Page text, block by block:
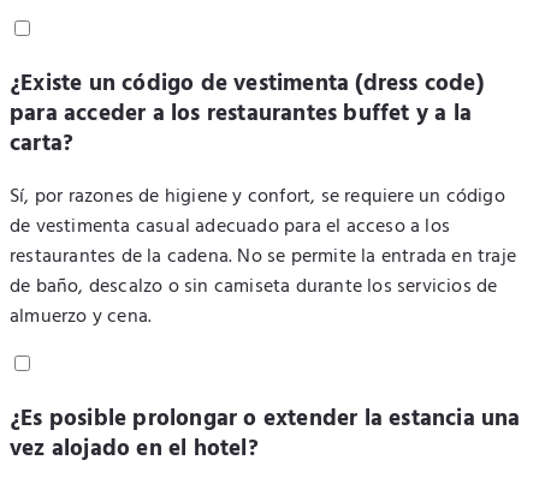
¿Existe un código de vestimenta (dress code)
para acceder a los restaurantes buffet y a la
carta?
Sí, por razones de higiene y confort, se requiere un código
de vestimenta casual adecuado para el acceso a los
restaurantes de la cadena. No se permite la entrada en traje
de baño, descalzo o sin camiseta durante los servicios de
almuerzo y cena.
¿Es posible prolongar o extender la estancia una
vez alojado en el hotel?